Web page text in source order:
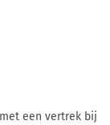
een vertrek bij